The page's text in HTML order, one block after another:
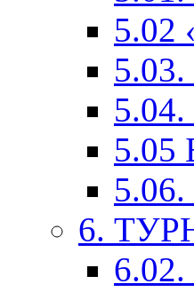
5.02
5.05
5.06.
6.
6.02.